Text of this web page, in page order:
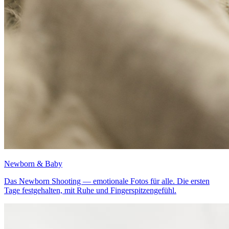
Newborn & Baby
Das Newborn Shooting — emotionale Fotos für alle. Die ersten
Tage festgehalten, mit Ruhe und Fingerspitzengefühl.